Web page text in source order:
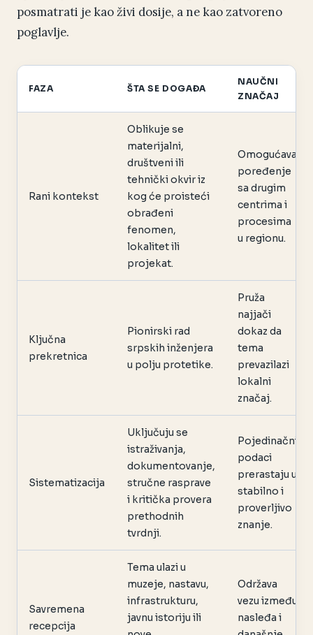
posmatrati je kao živi dosije, a ne kao zatvoreno
poglavlje.
FAZA ŠTA SE DOGAĐA
NAUČNI
ZNAČAJ
Rani kontekst
Oblikuje se
materijalni,
društveni ili
tehnički okvir iz
kog će proisteći
obrađeni
fenomen,
lokalitet ili
projekat.
Omogućava
poređenje
sa drugim
centrima i
procesima
u regionu.
Ključna
prekretnica
Pionirski rad
srpskih inženjera
u polju protetike.
Pruža
najjači
dokaz da
tema
prevazilazi
lokalni
značaj.
Sistematizacija
Uključuju se
istraživanja,
dokumentovanje,
stručne rasprave
i kritička provera
prethodnih
tvrdnji.
Pojedinačni
podaci
prerastaju u
stabilno i
proverljivo
znanje.
Savremena
recepcija
Tema ulazi u
muzeje, nastavu,
infrastrukturu,
javnu istoriju ili
Održava
vezu između
nasleđa i